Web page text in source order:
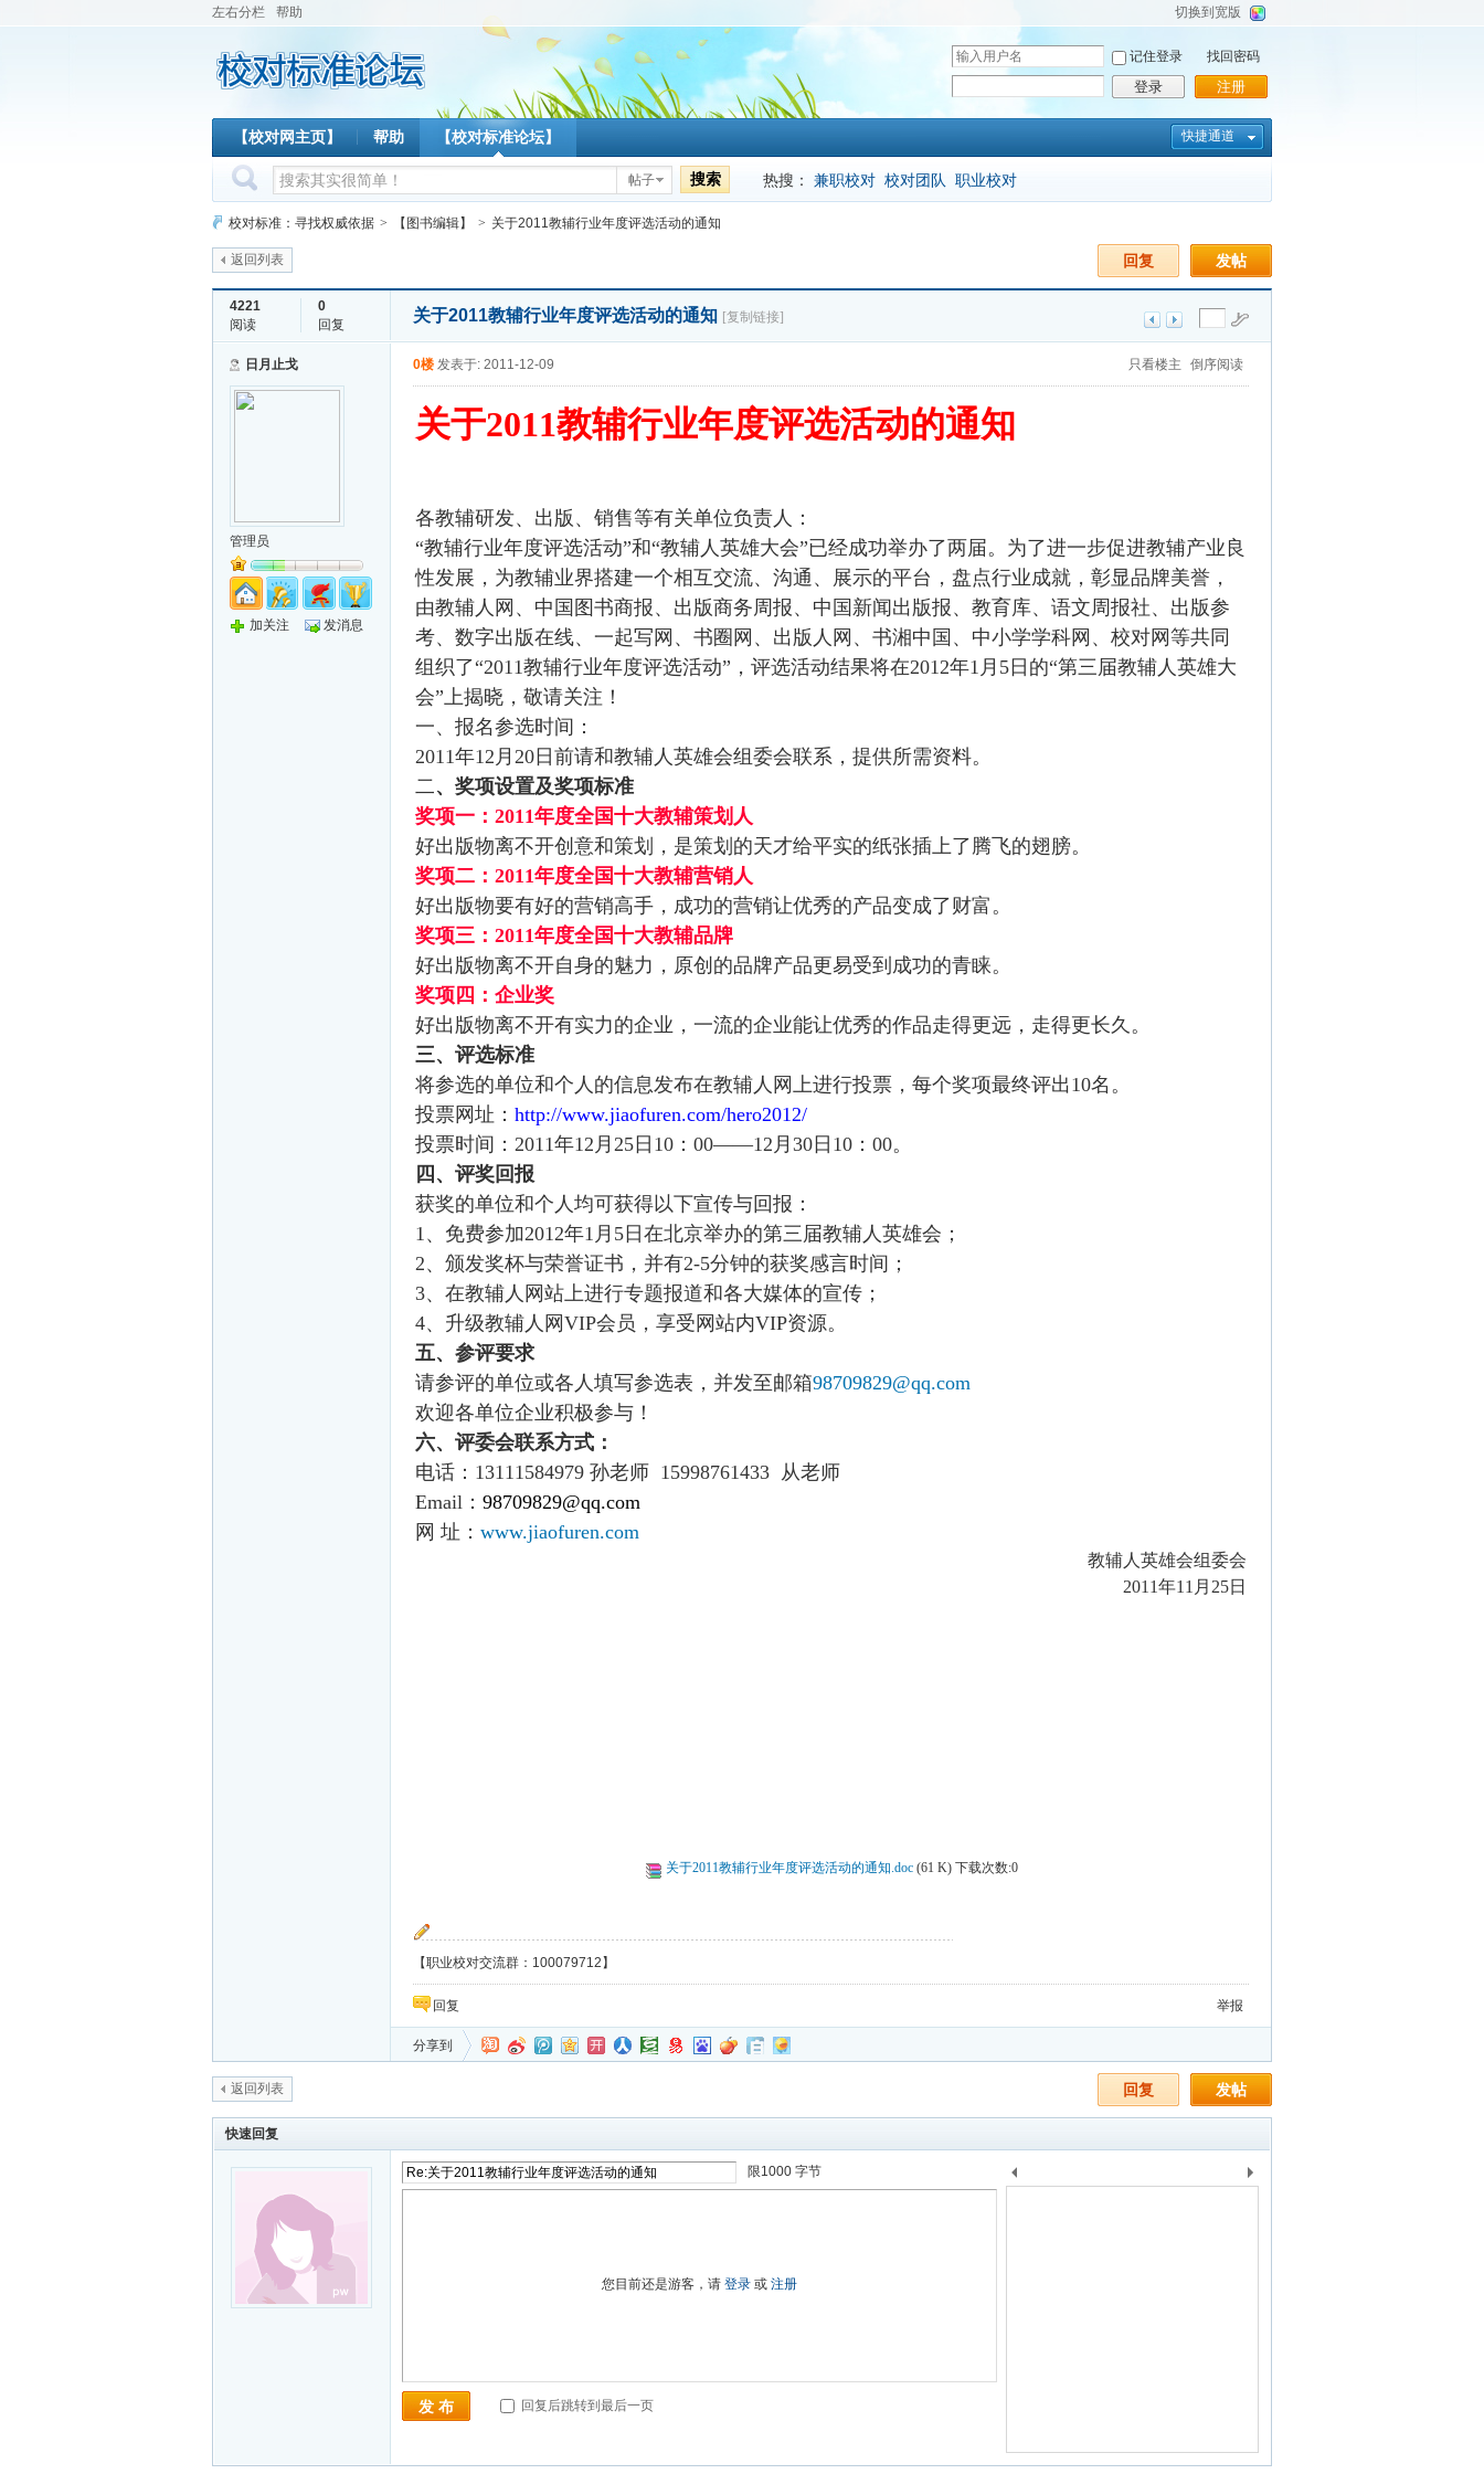
切换到宽版
左右分栏 帮助
用
户
名
记住登录
登录
找回密码
注册
快捷通道
【校对网主页】 帮助 【校对标准论坛】
帖子 搜索 热搜： 兼职校对 校对团队 职业校对
校对标准：寻找权威依据 > 【图书编辑】 > 关于2011教辅行业年度评选活动的通知
发帖
回复
返回列表
4221
阅读
0
回复
关于2011教辅行业年度评选活动的通知 [复制链接]
日月止戈
管理员
加关注 发消息
只看楼主 倒序阅读
0楼 发表于: 2011-12-09
关于2011教辅行业年度评选活动的通知
各教辅研发、出版、销售等有关单位负责人：
“教辅行业年度评选活动”和“教辅人英雄大会”已经成功举办了两届。为了进一步促进教辅产业良
性发展，为教辅业界搭建一个相互交流、沟通、展示的平台，盘点行业成就，彰显品牌美誉，
由教辅人网、中国图书商报、出版商务周报、中国新闻出版报、教育库、语文周报社、出版参
考、数字出版在线、一起写网、书圈网、出版人网、书湘中国、中小学学科网、校对网等共同
组织了“2011教辅行业年度评选活动”，评选活动结果将在2012年1月5日的“第三届教辅人英雄大
会”上揭晓，敬请关注！
一、报名参选时间：
2011年12月20日 前请和教辅人英雄会组委会联系，提供所需资料。
二、奖项设置及奖项标准
奖项一：2011年度全国十大教辅策划人
好出版物离不开创意和策划，是策划的天才给平实的纸张插上了腾飞的翅膀。
奖项二：2011年度全国十大教辅营销人
好出版物要有好的营销高手，成功的营销让优秀的产品变成了财富。
奖项三：2011年度全国十大教辅品牌
好出版物离不开自身的魅力，原创的品牌产品更易受到成功的青睐。
奖项四：企业奖
好出版物离不开有实力的企业，一流的企业能让优秀的作品走得更远，走得更长久。
三、评选标准
将参选的单位和个人的信息发布在教辅人网上进行投票，每个奖项最终评出10名。
投票网址： http://www.jiaofuren.com/hero2012/
投票时间：2011年12月25日10：00——12月30日10：00。
四、评奖回报
获奖的单位和个人均可获得以下宣传与回报：
1、免费参加2012年1月5日在北京举办的第三届教辅人英雄会；
2、颁发奖杯与荣誉证书，并有2-5分钟的获奖感言时间；
3、在教辅人网站上进行专题报道和各大媒体的宣传；
4、升级教辅人网VIP会员，享受网站内VIP资源。
五、参评要求
请参评的单位或各人填写参选表，并发至邮箱98709829@qq.com
欢迎各单位企业积极参与！
六、评委会联系方式：
电话：13111584979 孙老师 15998761433 从老师
Email ： 98709829@qq.com
网 址： www.jiaofuren.com
教辅人英雄会组委会
2011年11月25日
关于2011教辅行业年度评选活动的通知.doc(61 K) 下载次数:0
【职业校对交流群：100079712】
回复 举报
分享到
发帖
回复
返回列表
快速回复
限1000 字节
您目前还是游客，请 登录 或 注册
发 布 回复后跳转到最后一页
上
下